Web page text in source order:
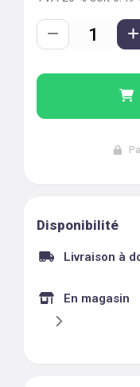
Disponibilité
Livraison à
En magasin